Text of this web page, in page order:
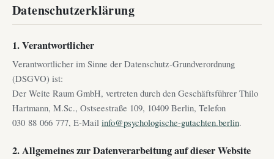
Datenschutzerklärung
1. Verantwortlicher
Verantwortlicher im Sinne der Datenschutz-Grundverordnung
(DSGVO) ist:
Der Weite Raum GmbH, vertreten durch den Geschäftsführer Thilo
Hartmann, M.Sc., Ostseestraße 109, 10409 Berlin, Telefon
030 88 066 777, E-Mail info@psychologische-gutachten.berlin.
2. Allgemeines zur Datenverarbeitung auf dieser Website